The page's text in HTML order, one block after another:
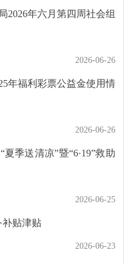
2026年六月第四周社会组
2026-06-26
年福利彩票公益金使用情
2026-06-26
季送清凉”暨“6·19”救助
2026-06-25
补贴津贴
2026-06-23